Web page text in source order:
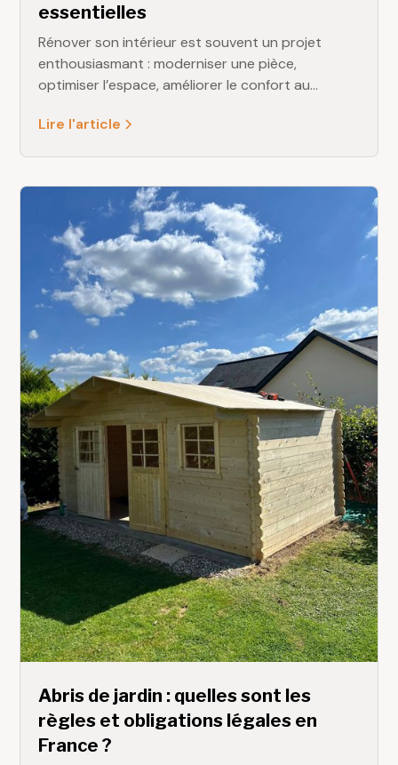
essentielles
Rénover son intérieur est souvent un projet
enthousiasmant : moderniser une pièce,
optimiser l’espace, améliorer le confort au
déroulent sereinement, une bonne préparation
nombreux particuliers en Seine-Maritime dans
leurs projets, et nous connaissons parfaitement
les étapes clés qui garantissent un résultat
durable et conforme aux attentes.
Lire l'article
Abris de jardin : quelles sont les
règles et obligations légales en
France ?